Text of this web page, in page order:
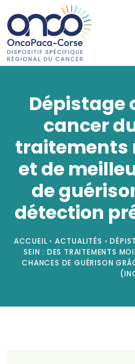
Dépistage
cancer
traitements
et de
de
détection
ACCUEIL › ACTUALITÉS ›
SEIN : DES TRAITEMENTS
CHANCES DE GUÉRISON
Panneau de gestion des